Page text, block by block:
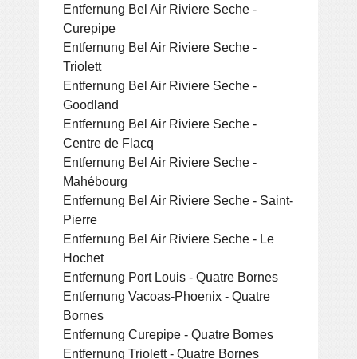
Entfernung Bel Air Riviere Seche -
Curepipe
Entfernung Bel Air Riviere Seche -
Triolett
Entfernung Bel Air Riviere Seche -
Goodland
Entfernung Bel Air Riviere Seche -
Centre de Flacq
Entfernung Bel Air Riviere Seche -
Mahébourg
Entfernung Bel Air Riviere Seche - Saint-
Pierre
Entfernung Bel Air Riviere Seche - Le
Hochet
Entfernung Port Louis - Quatre Bornes
Entfernung Vacoas-Phoenix - Quatre
Bornes
Entfernung Curepipe - Quatre Bornes
Entfernung Triolett - Quatre Bornes